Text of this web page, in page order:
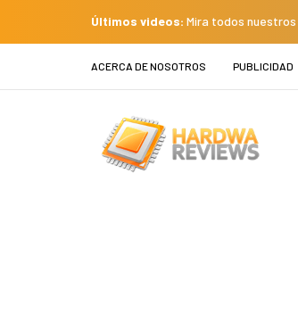
Últimos videos: Mira todos
ACERCA DE NOSOTROS PUBLICIDAD